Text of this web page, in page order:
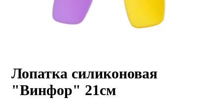
Лопатка силиконовая
"Винфор" 21см